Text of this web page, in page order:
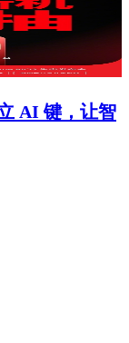
AI 键，让智